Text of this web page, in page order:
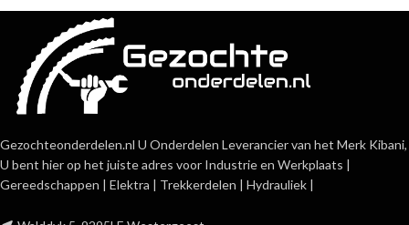
Gezochteonderdelen.nl U Onderdelen Leverancier van het Merk Kibani,
U bent hier op het juiste adres voor Industrie en Werkplaats |
Gereedschappen | Elektra | Trekkerdelen | Hydrauliek |